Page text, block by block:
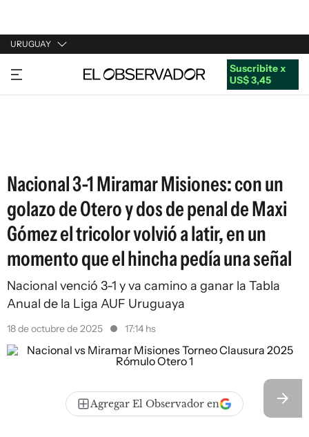
URUGUAY
URUGUAY
ARGENTINA
Suscribite x
US$ 3,45
Nacional 3-1 Miramar Misiones: con un
golazo de Otero y dos de penal de Maxi
Gómez el tricolor volvió a latir, en un
momento que el hincha pedía una señal
Nacional venció 3-1 y va camino a ganar la Tabla
Anual de la Liga AUF Uruguaya
18 de octubre de 2025 17:14 hs
Agregar El Observador en